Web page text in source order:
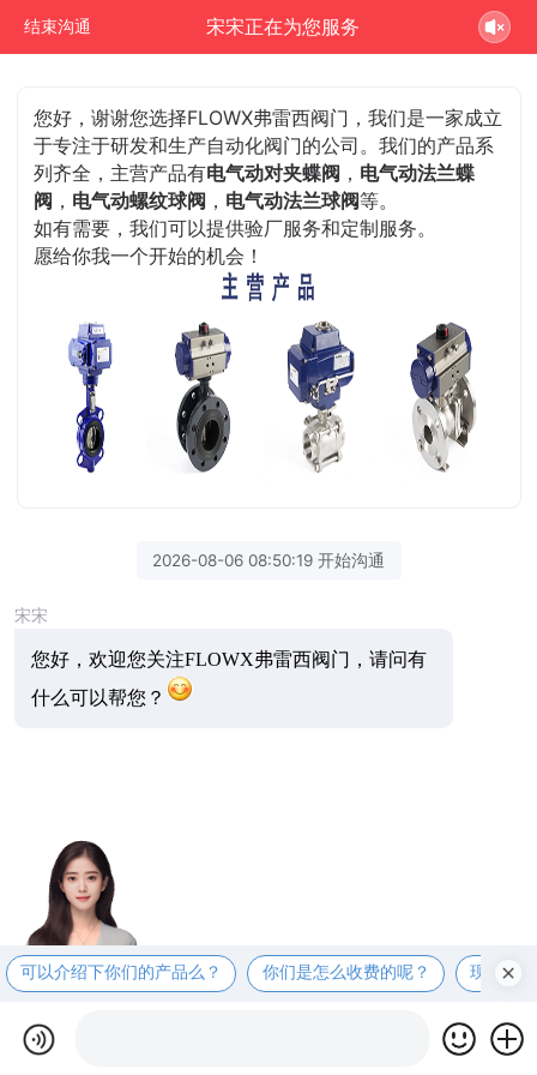
结束沟通 宋宋正在为您服务
您好，谢谢您选择FLOWX弗雷西阀门，我们是一家成立
于专注于研发和生产自动化阀门的公司。我们的产品系
列齐全，主营产品有电气动对夹蝶阀 ， 电气动法兰蝶
阀 ， 电气动螺纹球阀 ， 电气动法兰球阀等。
如有需要，我们可以提供验厂服务和定制服务。
愿给你我一个开始的机会！
2026-08-06 08:50:19 开始沟通
宋宋
您好，欢迎您关注FLOWX弗雷西阀门，请问有
什么可以帮您？
可以介绍下你们的产品么？ 你们是怎么收费的呢？ 现在有